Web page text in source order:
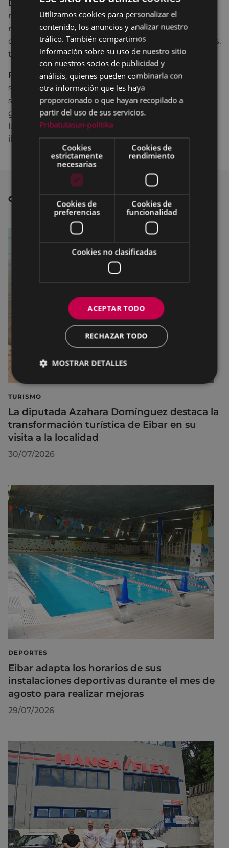
Estas actuaciones pretenden dinamizar el entorno,
mejorar la escena de los deportes urbanos y hacer
más inclusivo este espacio público. Además, el
diseño del ‘skatepark’ incorpora obstáculos variados,
tratando de equilibrar el uso de rampa y ‘street’.
Por último, la actuación se completará con la
sustitución del vallado existente por uno nuevo, el
saneado y pintado de los muros que componen las
gradas para el público, la sustitución de papeleras y
la reubicación de las columnas de la actual
iluminación.
OTRAS NOTICIAS
TURISMO
La diputada Azahara Domínguez destaca la
transformación turística de Eibar en su
visita a la localidad
30/07/2026
DEPORTES
Eibar adapta los horarios de sus
instalaciones deportivas durante el mes de
agosto para realizar mejoras
29/07/2026
BASQUE
SPANISH
Utilizamos cookies para personalizar el
contenido, los anuncios y analizar nuestro
tráfico. También compartimos
información sobre su uso de nuestro sitio
con nuestros socios de publicidad y
análisis, quienes pueden combinarla con
otra información que les haya
proporcionado o que hayan recopilado a
partir del uso de sus servicios.
Pribatutasun-politika
Cookies
estrictamente
necesarias
Cookies de
rendimiento
Cookies de
preferencias
Cookies de
funcionalidad
Cookies no clasificadas
ACEPTAR TODO
RECHAZAR TODO
MOSTRAR DETALLES